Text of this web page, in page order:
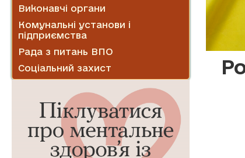
Виконавчі органи
Комунальні установи і
підприємства
Рада з питань ВПО
Соціальний захист